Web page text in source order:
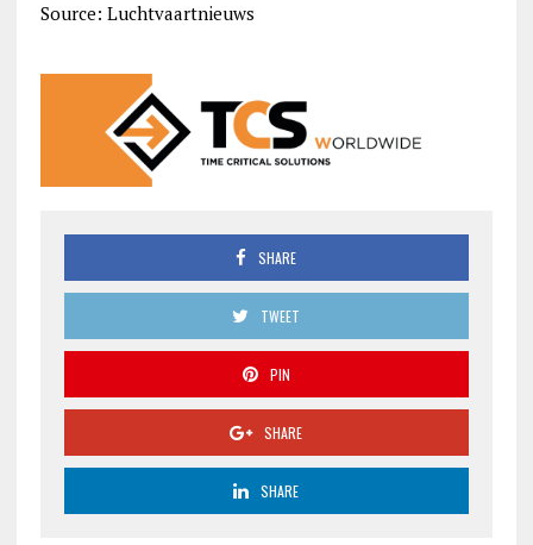
Source: Luchtvaartnieuws
SHARE
TWEET
PIN
SHARE
SHARE